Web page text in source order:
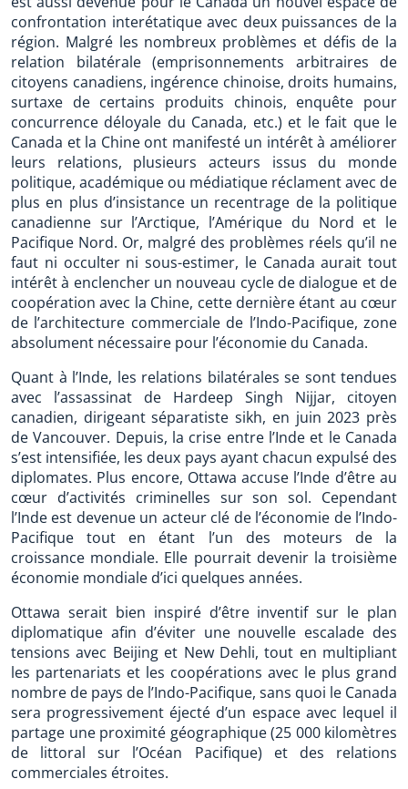
confrontation interétatique avec deux puissances de la
région. Malgré les nombreux problèmes et défis de la
relation bilatérale (emprisonnements arbitraires de
citoyens canadiens, ingérence chinoise, droits humains,
surtaxe de certains produits chinois, enquête pour
concurrence déloyale du Canada, etc.) et le fait que le
Canada et la Chine ont manifesté un intérêt à améliorer
leurs relations, plusieurs acteurs issus du monde
politique, académique ou médiatique réclament avec de
plus en plus d’insistance un recentrage de la politique
canadienne sur l’Arctique, l’Amérique du Nord et le
Pacifique Nord. Or, malgré des problèmes réels qu’il ne
faut ni occulter ni sous-estimer, le Canada aurait tout
intérêt à enclencher un nouveau cycle de dialogue et de
coopération avec la Chine, cette dernière étant au cœur
de l’architecture commerciale de l’Indo-Pacifique, zone
absolument nécessaire pour l’économie du Canada.
Quant à l’Inde, les relations bilatérales se sont tendues
avec l’assassinat de Hardeep Singh Nijjar, citoyen
canadien, dirigeant séparatiste sikh, en juin 2023 près
de Vancouver. Depuis, la crise entre l’Inde et le Canada
s’est intensifiée, les deux pays ayant chacun expulsé des
diplomates. Plus encore, Ottawa accuse l’Inde d’être au
cœur d’activités criminelles sur son sol. Cependant
l’Inde est devenue un acteur clé de l’économie de l’Indo-
Pacifique tout en étant l’un des moteurs de la
croissance mondiale. Elle pourrait devenir la troisième
économie mondiale d’ici quelques années.
Ottawa serait bien inspiré d’être inventif sur le plan
diplomatique afin d’éviter une nouvelle escalade des
tensions avec Beijing et New Dehli, tout en multipliant
les partenariats et les coopérations avec le plus grand
nombre de pays de l’Indo-Pacifique, sans quoi le Canada
sera progressivement éjecté d’un espace avec lequel il
partage une proximité géographique (25 000 kilomètres
de littoral sur l’Océan Pacifique) et des relations
commerciales étroites.